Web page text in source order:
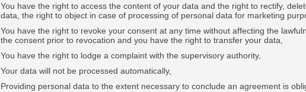
You have the right to access the content of your data and the right to rectify,
data, the right to object in case of processing of personal data for marketing
You have the right to revoke your consent at any time without affecting the
the consent prior to revocation and you have the right to transfer your data,
You have the right to lodge a complaint with the supervisory authority,
Your data will not be processed automatically,
Providing personal data to the extent necessary to conclude an agreement is